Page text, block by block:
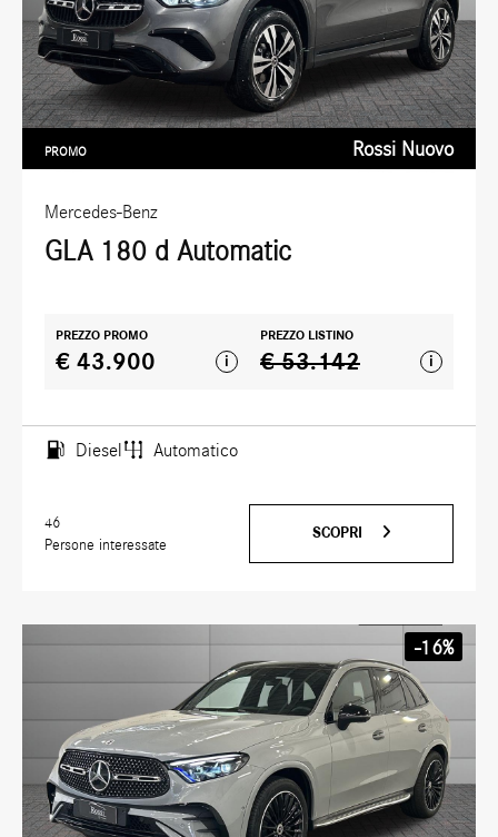
Mercedes-Benz
GLA 180 d Automatic
PROMO Rossi Nuovo
PREZZO PROMO
€ 43.900 i
PREZZO LISTINO
€ 53.142 i
Diesel Automatico
46
Persone interessate
SCOPRI
-16%